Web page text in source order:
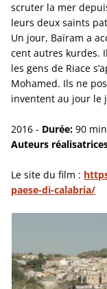
scruter la mer
leurs deux saints
Un jour, Baïram a
cent autres kurdes.
les gens de Riace
Mohamed. Ils ne
inventent au jour le
2016 - Durée: 90
Auteurs
Le site du film :
paese-di-calabria/